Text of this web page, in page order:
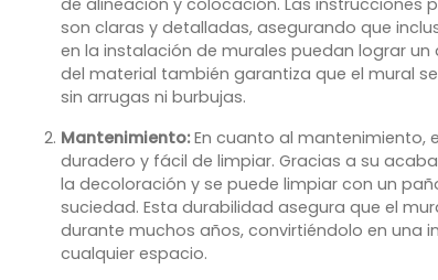
de alineación y colocación. Las instrucciones
son claras y detalladas, asegurando que
en la instalación de murales puedan lograr
del material también garantiza que el mural
sin arrugas ni burbujas.
Mantenimiento:En cuanto al mantenimiento,
duradero y fácil de limpiar. Gracias a su
la decoloración y se puede limpiar con un
suciedad. Esta durabilidad asegura que el
durante muchos años, convirtiéndolo en una
cualquier espacio.